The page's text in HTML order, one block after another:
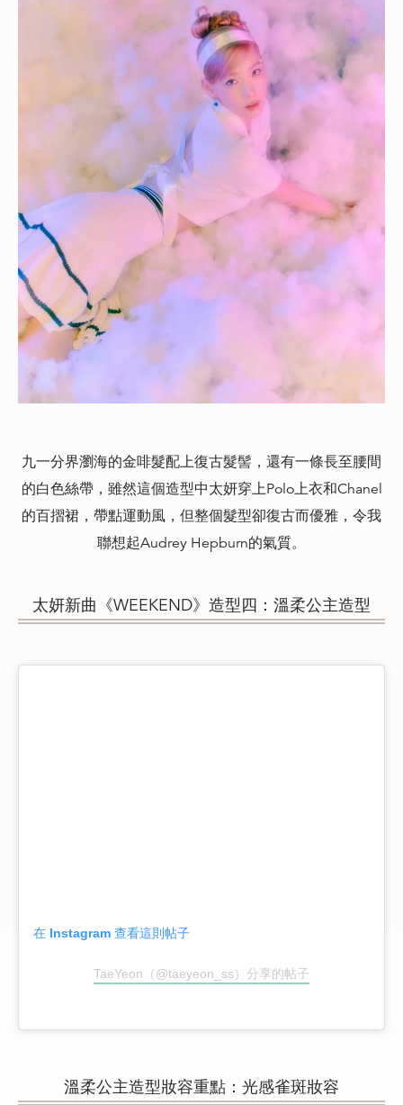
九一分界瀏海的金啡髮配上復古髮髻，還有一條長至腰間
的白色絲帶，雖然這個造型中太妍穿上Polo上衣和Chanel
的百摺裙，帶點運動風，但整個髮型卻復古而優雅，令我
聯想起Audrey Hepburn的氣質。
太妍新曲《WEEKEND》造型四：溫柔公主造型
在 Instagram 查看這則帖子
TaeYeon（@taeyeon_ss）分享的帖子
溫柔公主造型妝容重點：光感雀斑妝容